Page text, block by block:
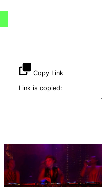
Copy Link
Link is copied: